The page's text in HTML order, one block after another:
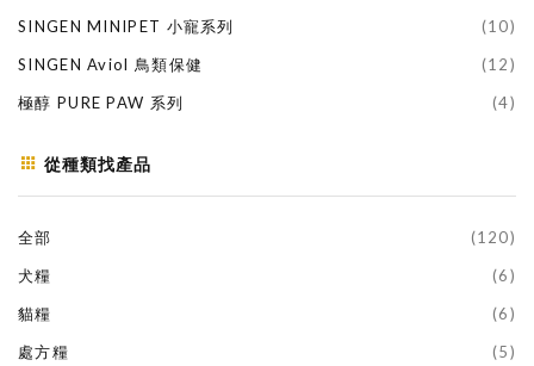
SINGEN MINIPET 小寵系列
(10)
SINGEN Aviol 鳥類保健
(12)
極醇 PURE PAW 系列
(4)
從種類找產品
全部
(120)
犬糧
(6)
貓糧
(6)
處方糧
(5)